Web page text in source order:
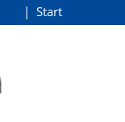
Start